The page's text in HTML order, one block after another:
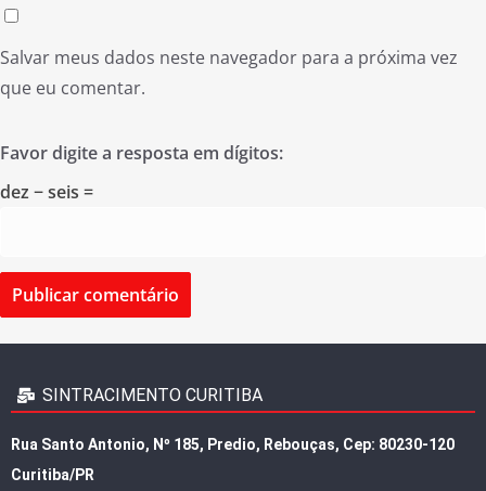
Salvar meus dados neste navegador para a próxima vez
que eu comentar.
Favor digite a resposta em dígitos:
dez − seis =
SINTRACIMENTO CURITIBA
Rua Santo Antonio, Nº 185, Predio, Rebouças, Cep: 80230-120
Curitiba/PR